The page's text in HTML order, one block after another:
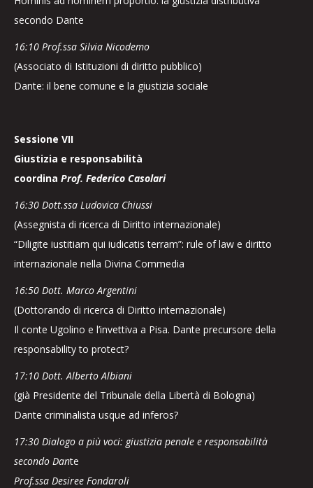
secondo Dante
16:10 Prof.ssa Silvia Nicodemo
(Associato di Istituzioni di diritto pubblico)
Dante: il bene comune e la giustizia sociale
Sessione VII
Giustizia e responsabilità
coordina Prof. Federico Casolari
16:30 Dott.ssa Ludovica Chiussi
(Assegnista di ricerca di Diritto internazionale)
“Diligite iustitiam qui iudicatis terram”: rule of law e diritto
internazionale nella Divina Commedia
16:50 Dott. Marco Argentini
(Dottorando di ricerca di Diritto internazionale)
Il conte Ugolino e l’invettiva a Pisa. Dante precursore della
responsability to protect?
17:10 Dott. Alberto Albiani
(già Presidente del Tribunale della Libertà di Bologna)
Dante criminalista usque ad inferos?
17:30 Dialogo a più voci: giustizia penale e responsabilità
secondo Dante
Prof.ssa Desiree Fondaroli